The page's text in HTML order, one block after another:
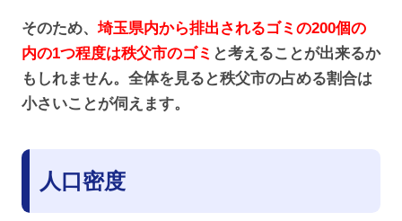
そのため、 埼玉県内から排出されるゴミの200個の
内の1つ程度は秩父市のゴミ と考えることが出来るか
もしれません。全体を見ると秩父市の占める割合は
小さいことが伺えます。
人口密度